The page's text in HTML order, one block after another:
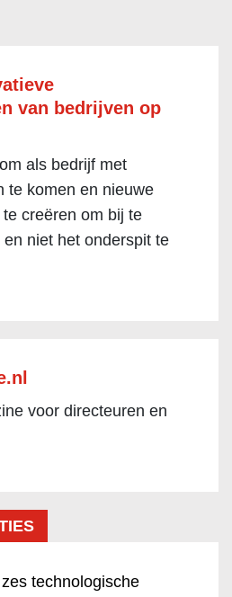
van bedrijven op
als bedrijf met
te komen en nieuwe
creëren om bij te
niet het onderspit te
voor directeuren en
technologische